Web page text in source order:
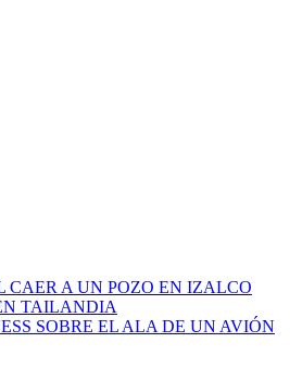
CAER A UN POZO EN IZALCO
TAILANDIA
SOBRE EL ALA DE UN AVIÓN